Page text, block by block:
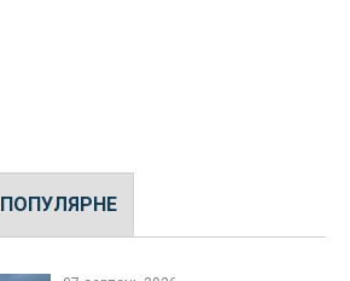
ПОПУЛЯРНЕ